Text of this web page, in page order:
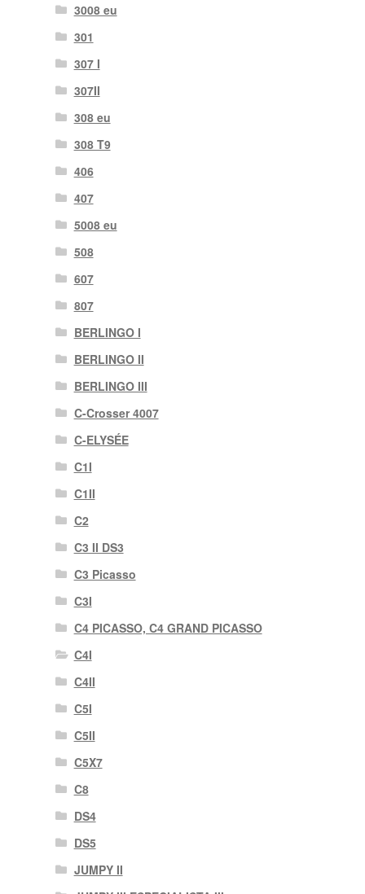
3008 eu
301
307 I
307II
308 eu
308 T9
406
407
5008 eu
508
607
807
BERLINGO I
BERLINGO II
BERLINGO III
C-Crosser 4007
C-ELYSÉE
C1I
C1II
C2
C3 II DS3
C3 Picasso
C3I
C4 PICASSO, C4 GRAND PICASSO
C4I
C4II
C5I
C5II
C5X7
C8
DS4
DS5
JUMPY II